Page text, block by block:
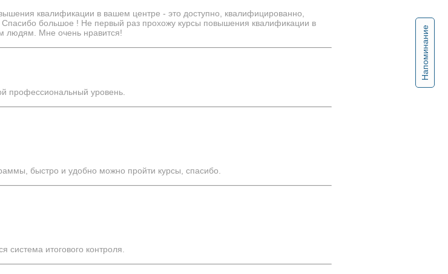
Напоминание
квалификации в вашем центре - это доступно, квалифицированно,
большое ! Не первый раз прохожу курсы повышения квалификации в
людям. Мне очень нравится!
профессиональный уровень.
быстро и удобно можно пройти курсы, спасибо.
итогового контроля.